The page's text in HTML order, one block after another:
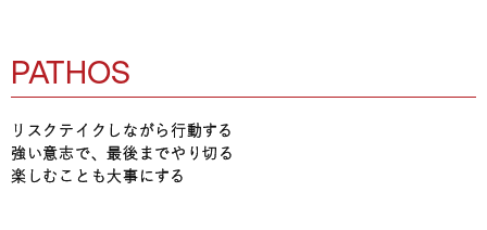
PATHOS
リスクテイクしながら行動する
強い意志で、最後までやり切る
楽しむことも大事にする